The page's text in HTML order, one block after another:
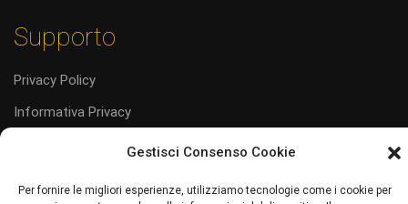
Gestisci Consenso Cookie
Per fornire le migliori esperienze, utilizziamo tecnologie come i cookie per
Supporto
Privacy Policy
Informativa Privacy